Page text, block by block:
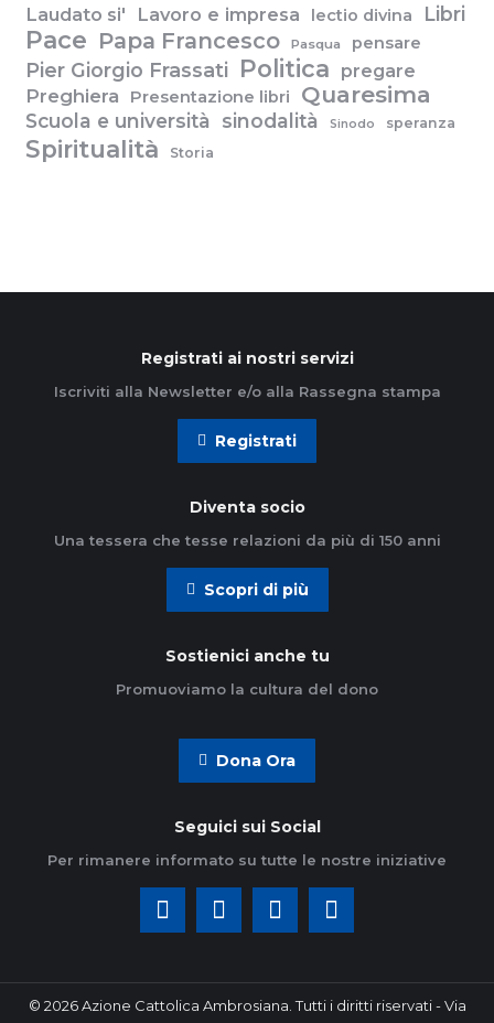
Laudato si' Lavoro e impresa lectio divina Libri
Pace Papa Francesco Pasqua pensare
Pier Giorgio Frassati Politica pregare
Preghiera
Presentazione libri Quaresima
Scuola e università sinodalità Sinodo speranza
Spiritualità Storia
Registrati ai nostri servizi
Iscriviti alla Newsletter e/o alla Rassegna stampa
Registrati
Diventa socio
Una tessera che tesse relazioni da più di 150 anni
Scopri di più
Sostienici anche tu
Promuoviamo la cultura del dono
Dona Ora
Seguici sui Social
Per rimanere informato su tutte le nostre iniziative
© 2026 Azione Cattolica Ambrosiana. Tutti i diritti riservati - Via